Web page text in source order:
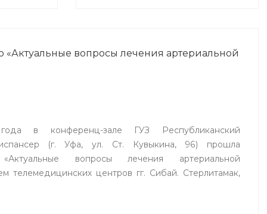
«Актуальные вопросы лечения артериальной
в конференц-зале ГУЗ Республиканский
(г. Уфа, ул. Ст. Кувыкина, 96) прошла
«Актуальные вопросы лечения артериальной
телемедицинских центров гг. Сибай. Стерлитамак,